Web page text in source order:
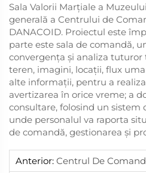
Sala Valorii Marțiale a
generală a Centrului de
DANACOID. Proiectul este
parte este sala de comandă,
convergența și analiza
teren, imagini, locații, flux
alte informații, pentru a
avertizarea în orice vreme; a
consultare, folosind un sistem
unde personalul va raporta
de comandă, gestionarea și
Anterior: Centrul De Comandă Al